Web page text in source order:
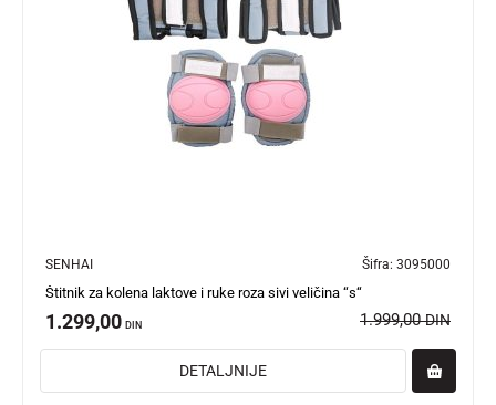
SENHAI Šifra: 3095000
Štitnik za kolena laktove i ruke roza sivi veličina “s“
1.299,00 DIN 1.999,00DIN
DETALJNIJE